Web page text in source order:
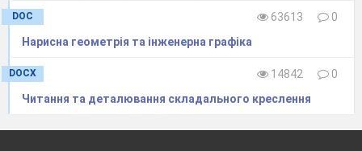
О, розхи
лом циркуля, що дорівнює радіусу
від однієї прямої до іншої (
Спряження двох паралельних прямих.
DOC 63613
0
Нарисна геометрiя та iнженерна графiка
DOCX 14842
0
Читання та деталювання складального креслення